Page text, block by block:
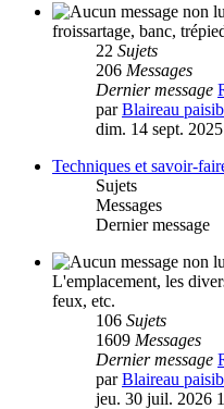
froissartage, banc,
22 Sujets
206 Messages
Dernier message
parBlaireau
dim. 14 sept.
Techniques et savoir-
Sujets
Messages
Dernier message
L'emplacement, les
feux, etc.
106 Sujets
1609 Messages
Dernier message
parBlaireau
jeu. 30 juil. 2026